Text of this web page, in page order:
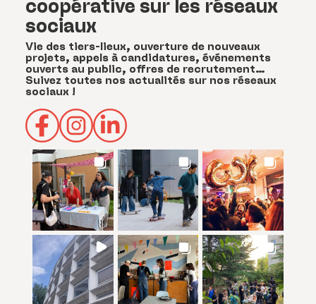
coopérative sur les réseaux
sociaux
Vie des tiers-lieux, ouverture de nouveaux
projets, appels à candidatures, événements
ouverts au public, offres de recrutement…
Suivez toutes nos actualités sur nos réseaux
sociaux !